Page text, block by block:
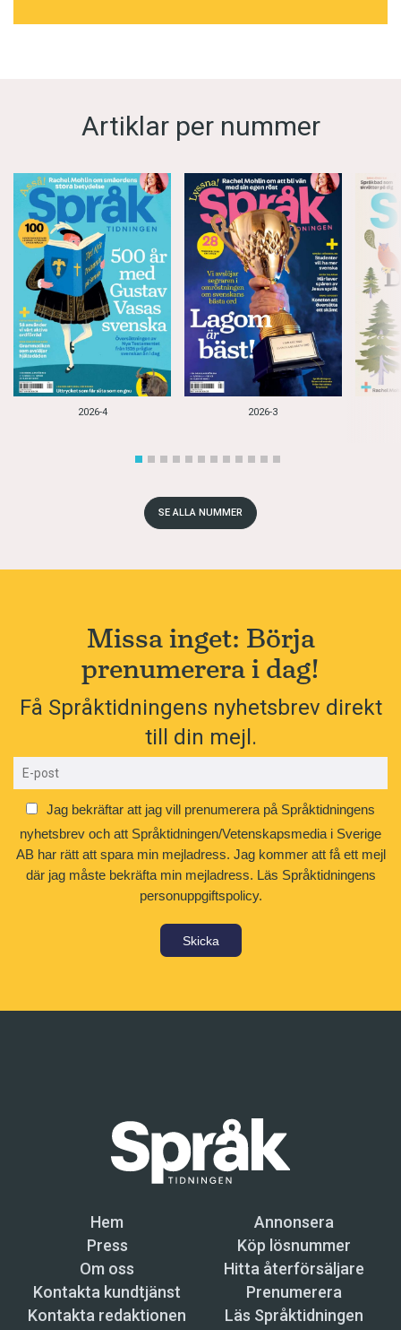
Artiklar per nummer
2026-4 2026-3
SE ALLA NUMMER
Missa inget: Börja
prenumerera i dag!
Få Språktidningens nyhetsbrev direkt
till din mejl.
Jag bekräftar att jag vill prenumerera på Språktidningens
nyhetsbrev och att Språktidningen/Vetenskapsmedia i Sverige
AB har rätt att spara min mejladress. Jag kommer att få ett mejl
där jag måste bekräfta min mejladress. Läs Språktidningens
personuppgiftspolicy.
Skicka
Hem
Annonsera
Press
Köp lösnummer
Om oss
Hitta återförsäljare
Kontakta kundtjänst
Prenumerera
Kontakta redaktionen
Läs Språktidningen